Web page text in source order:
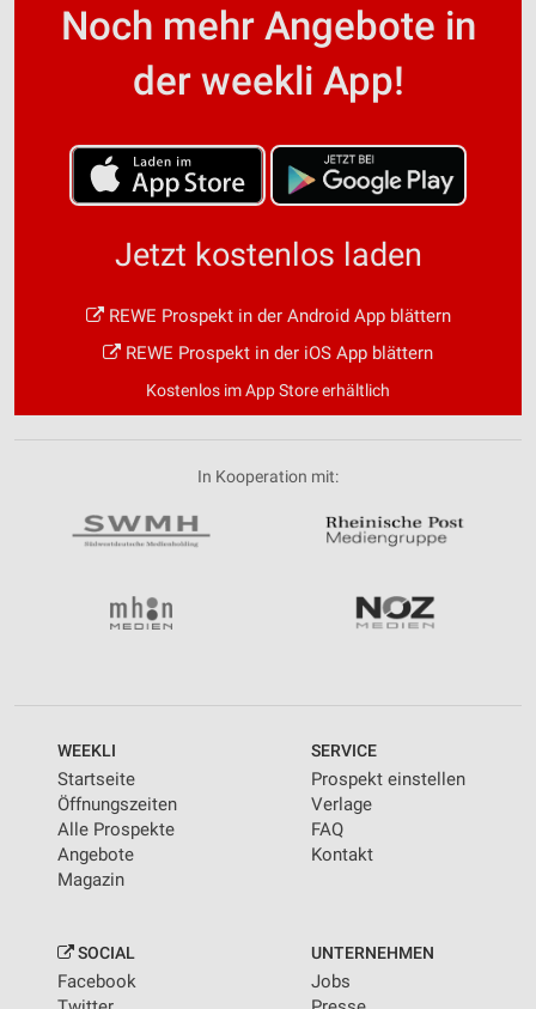
Noch mehr Angebote in
der weekli App!
Jetzt kostenlos laden
REWE Prospekt in der Android App blättern
REWE Prospekt in der iOS App blättern
Kostenlos im App Store erhältlich
In Kooperation mit:
WEEKLI
Startseite
Öffnungszeiten
Alle Prospekte
Angebote
Magazin
SERVICE
Prospekt einstellen
Verlage
FAQ
Kontakt
SOCIAL
Facebook
UNTERNEHMEN
Jobs